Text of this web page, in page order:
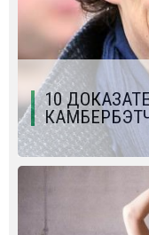
10